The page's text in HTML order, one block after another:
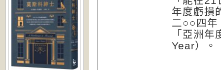
年度虧損
二○○四年
「亞洲
Year）。